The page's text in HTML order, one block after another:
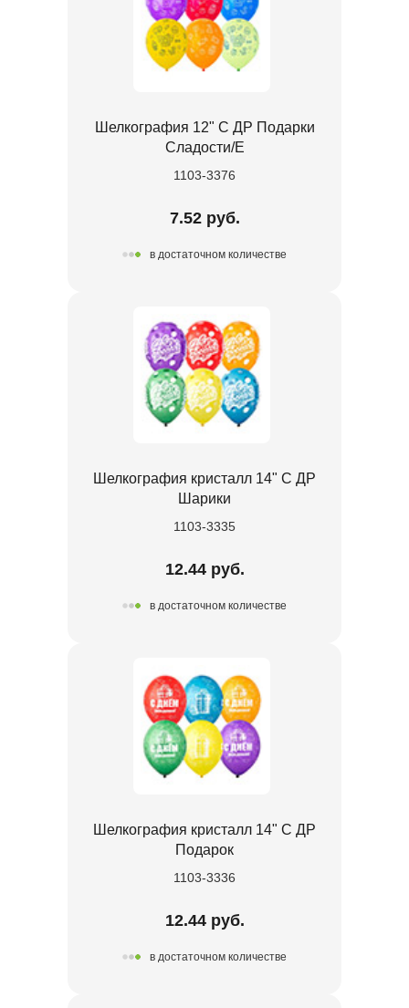
Шелкография 12" С ДР Подарки
Сладости/Е
1103-3376
7.52 руб.
в достаточном количестве
Шелкография кристалл 14" С ДР
Шарики
1103-3335
12.44 руб.
в достаточном количестве
Шелкография кристалл 14" С ДР
Подарок
1103-3336
12.44 руб.
в достаточном количестве